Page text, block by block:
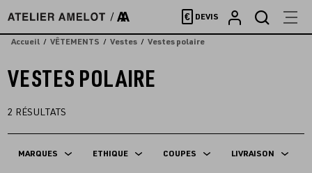
directement
au
€ DEVIS
Accueil VÊTEMENTS Vestes Vestes polaire
VESTES POLAIRE
2 RÉSULTATS
MARQUES ETHIQUE COUPES LIVRAISON